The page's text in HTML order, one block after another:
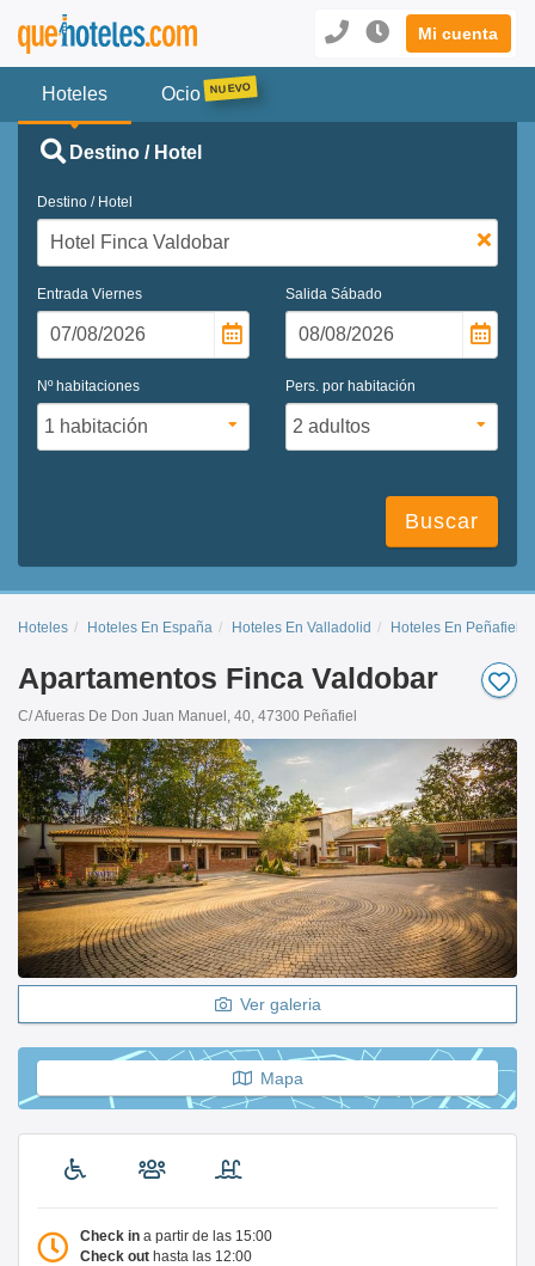
Mi cuenta
Hoteles Ocio
Destino / Hotel
Destino / Hotel
Entrada Viernes Salida Sábado
Nº habitaciones Pers. por habitación
Buscar
Hoteles Hoteles En España Hoteles En Valladolid Hoteles En Peñafiel
Apartamentos Finca Valdobar
C/ Afueras De Don Juan Manuel, 40, 47300 Peñafiel
Ver galeria
Mapa
Check in a partir de las 15:00
Check out hasta las 12:00